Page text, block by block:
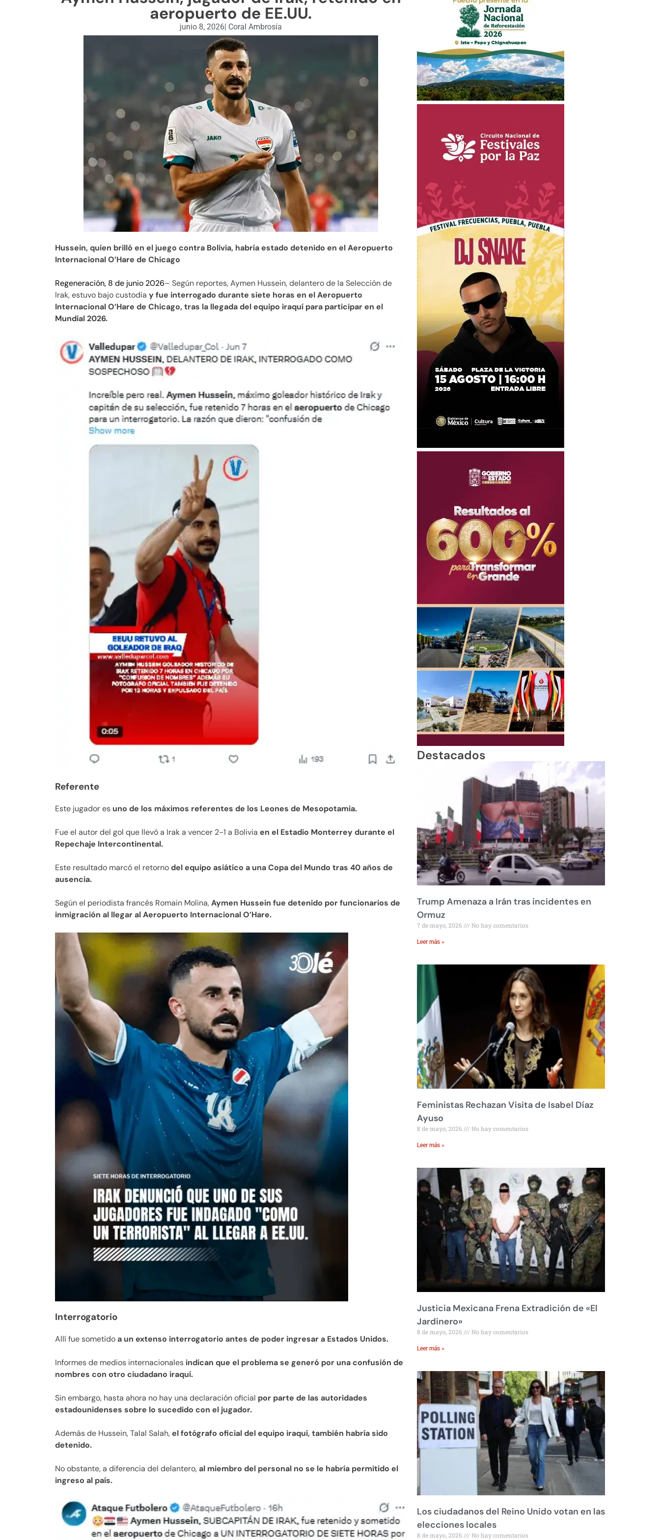
aeropuerto de EE.UU.
junio 8, 2026 Coral Ambrosía
Hussein, quien brilló en el juego contra Bolivia, habría estado detenido en el Aeropuerto
Internacional O’Hare de Chicago
Regeneración, 8 de junio 2026– Según reportes, Aymen Hussein, delantero de la Selección de
Irak, estuvo bajo custodia y fue interrogado durante siete horas en el Aeropuerto
Internacional O’Hare de Chicago, tras la llegada del equipo iraquí para participar en el
Mundial 2026.
Referente
Este jugador es uno de los máximos referentes de los Leones de Mesopotamia.
Fue el autor del gol que llevó a Irak a vencer 2-1 a Bolivia en el Estadio Monterrey durante el
Repechaje Intercontinental.
Este resultado marcó el retornodel equipo asiático a una Copa del Mundo tras 40 años de
ausencia.
Según el periodista francés Romain Molina,Aymen Hussein fue detenido por funcionarios de
inmigración al llegar al Aeropuerto Internacional O’Hare.
Interrogatorio
Allí fue sometidoa un extenso interrogatorio antes de poder ingresar a Estados Unidos.
Informes de medios internacionales indican que el problema se generó por una confusión de
nombres con otro ciudadano iraquí.
Sin embargo, hasta ahora no hay una declaración oficial por parte de las autoridades
estadounidenses sobre lo sucedido con el jugador.
Además de Hussein, Talal Salah,el fotógrafo oficial del equipo iraquí, también habría sido
detenido.
No obstante, a diferencia del delantero,al miembro del personal no se le habría permitido el
ingreso al país.
Destacados
Trump Amenaza a Irán tras incidentes en
Ormuz
7 de mayo, 2026 No hay comentarios
Leer más »
Feministas Rechazan Visita de Isabel Díaz
Ayuso
8 de mayo, 2026 No hay comentarios
Leer más »
Justicia Mexicana Frena Extradición de «El
Jardinero»
8 de mayo, 2026 No hay comentarios
Leer más »
Los ciudadanos del Reino Unido votan en las
elecciones locales
8 de mayo, 2026 No hay comentarios